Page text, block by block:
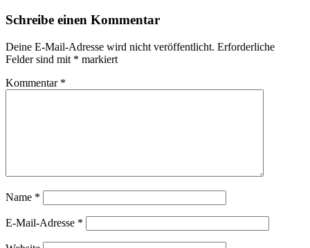
Schreibe einen Kommentar
Deine E-Mail-Adresse wird nicht veröffentlicht. Erforderliche
Felder sind mit * markiert
Kommentar *
Name *
E-Mail-Adresse *